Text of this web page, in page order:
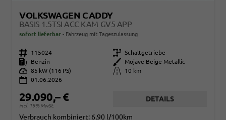
VOLKSWAGEN CADDY
BASIS 1.5TSI ACC KAM GV5 APP
sofort lieferbar Fahrzeug mit Tageszulassung
Fahrzeugnr. 115024 Getriebe Schaltgetriebe
Kraftstoff
Benzin Außenfarbe
Mojave Beige Metallic
Leistung 85 kW (116 PS) Kilometerstand
10 km
01.06.2026
29.090,– €
incl. 19% MwSt.
DETAILS
Verbrauch kombiniert: 6,90 l/100km